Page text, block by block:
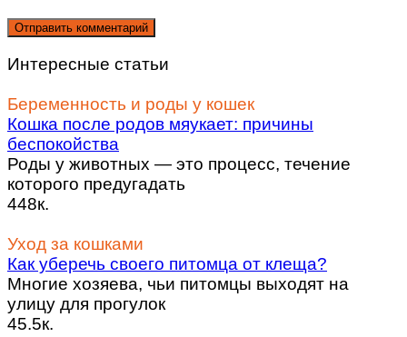
Интересные статьи
Беременность и роды у кошек
Кошка после родов мяукает: причины
беспокойства
Роды у животных — это процесс, течение
которого предугадать
448к.
Уход за кошками
Как уберечь своего питомца от клеща?
Многие хозяева, чьи питомцы выходят на
улицу для прогулок
45.5к.